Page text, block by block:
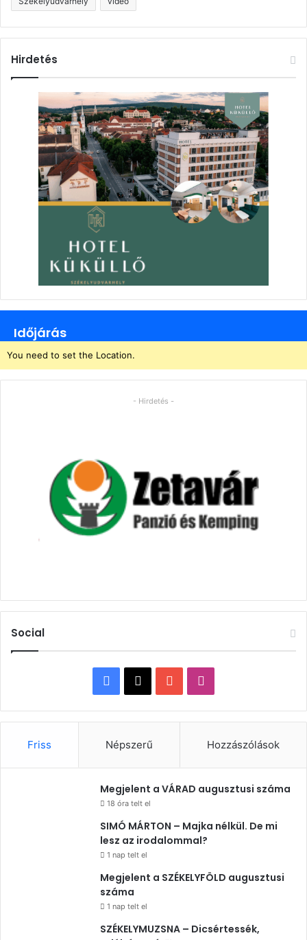
Hirdetés
Időjárás
You need to set the Location.
- Hirdetés -
Social
Facebook
X YouTube
Friss Népszerű Hozzászólások
Megjelent a VÁRAD augusztusi száma
18 óra telt el
SIMÓ MÁRTON – Majka nélkül. De mi
lesz az irodalommal?
1 nap telt el
Megjelent a SZÉKELYFÖLD augusztusi
száma
1 nap telt el
SZÉKELYMUZSNA – Dicsértessék,